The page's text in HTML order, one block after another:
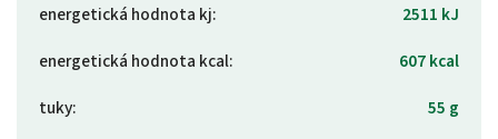
energetická hodnota kj:
2511 kJ
energetická hodnota kcal:
607 kcal
tuky:
55 g